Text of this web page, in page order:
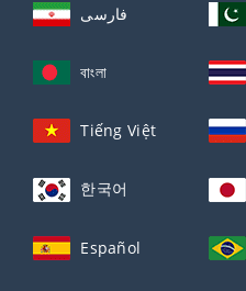
فارسی
বাংলা
Tiếng Việt
한국어
Español